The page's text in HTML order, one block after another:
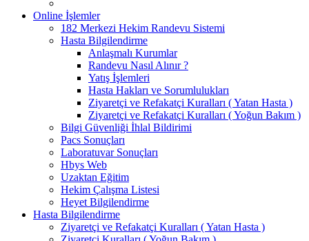
Online İşlemler
182 Merkezi Hekim Randevu Sistemi
Hasta Bilgilendirme
Anlaşmalı Kurumlar
Randevu Nasıl Alınır ?
Yatış İşlemleri
Hasta Hakları ve Sorumlulukları
Ziyaretçi ve Refakatçi Kuralları ( Yatan Hasta )
Ziyaretçi ve Refakatçi Kuralları ( Yoğun Bakım )
Bilgi Güvenliği İhlal Bildirimi
Pacs Sonuçları
Laboratuvar Sonuçları
Hbys Web
Uzaktan Eğitim
Hekim Çalışma Listesi
Heyet Bilgilendirme
Hasta Bilgilendirme
Ziyaretçi ve Refakatçi Kuralları ( Yatan Hasta )